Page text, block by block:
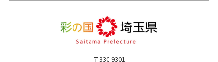
〒330-9301